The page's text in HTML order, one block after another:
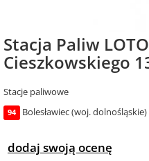
Stacja Paliw
Cieszkowskiego
Stacje paliwowe
94 Bolesławiec (woj. dolnośląskie)
dodaj swoją ocenę